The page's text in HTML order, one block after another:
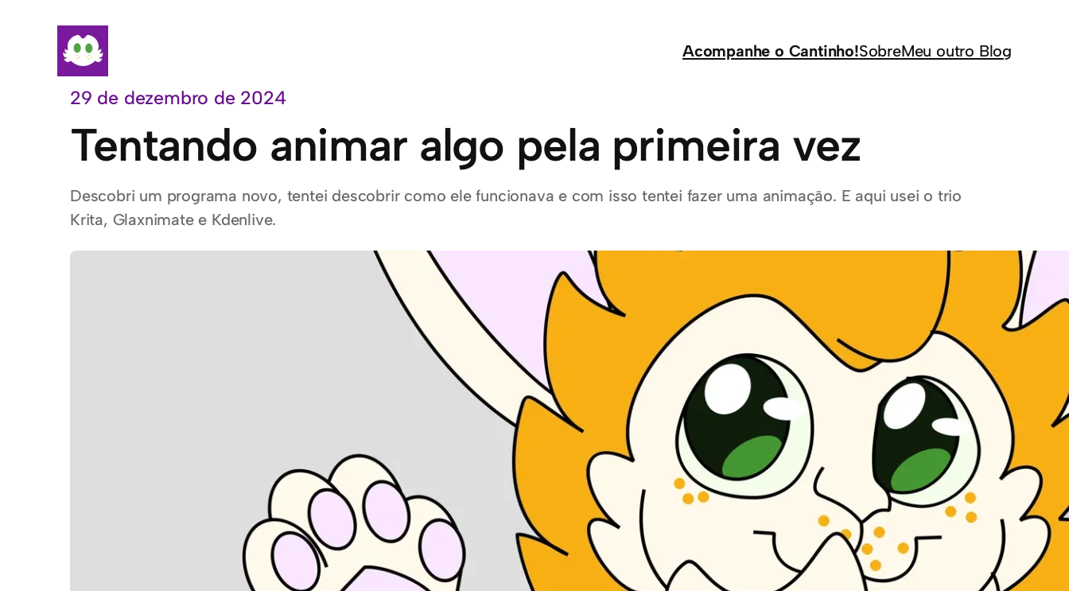
conteúdo
Acompanhe o Cantinho!SobreMeu outro Blog
29 de dezembro de 2024
Tentando animar algo pela primeira vez
Descobri um programa novo, tentei descobrir como ele funcionava e com isso tentei fazer uma animação. E aqui usei o trio
Krita, Glaxnimate e Kdenlive.